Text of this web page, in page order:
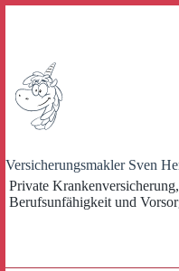
Versicherungsmakler Sven
Private Krankenversicherung,
Berufsunfähigkeit und